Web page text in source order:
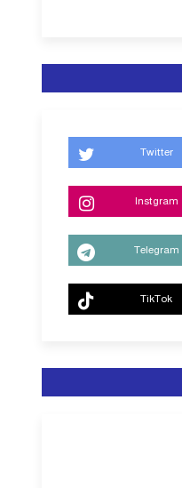
Twitter
Instgram
Telegram
TikTok